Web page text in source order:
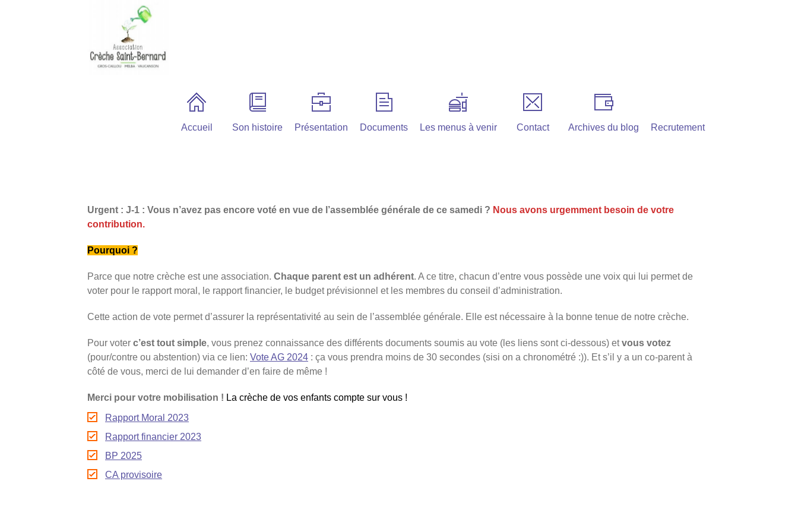
Accueil Son histoire Présentation Documents Les menus à venir Contact Archives du blog Recrutement
Urgent : J-1 : Vous n’avez pas encore voté en vue de l’assemblée générale de ce samedi ? Nous avons urgemment besoin de votre
contribution.
Pourquoi ?
Parce que notre crèche est une association. Chaque parent est un adhérent. A ce titre, chacun d’entre vous possède une voix qui lui permet de
voter pour le rapport moral, le rapport financier, le budget prévisionnel et les membres du conseil d’administration.
Cette action de vote permet d’assurer la représentativité au sein de l’assemblée générale. Elle est nécessaire à la bonne tenue de notre crèche.
Pour voter c’est tout simple, vous prenez connaissance des différents documents soumis au vote (les liens sont ci-dessous) etvous votez
(pour/contre ou abstention) via ce lien: Vote AG 2024 : ça vous prendra moins de 30 secondes (sisi on a chronométré :)). Et s’il y a un co-parent à
côté de vous, merci de lui demander d’en faire de même !
Merci pour votre mobilisation ! La crèche de vos enfants compte sur vous !
Rapport Moral 2023
Rapport financier 2023
BP 2025
CA provisoire